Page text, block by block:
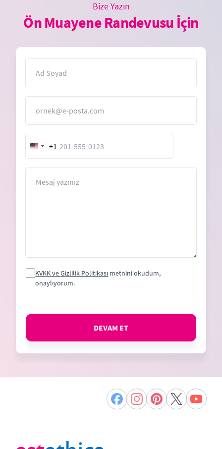
Bize Yazın
Ön Muayene Randevusu İçin
United
States
+1
KVKK ve Gizlilik Politikası metnini okudum,
onaylıyorum.
DEVAM ET